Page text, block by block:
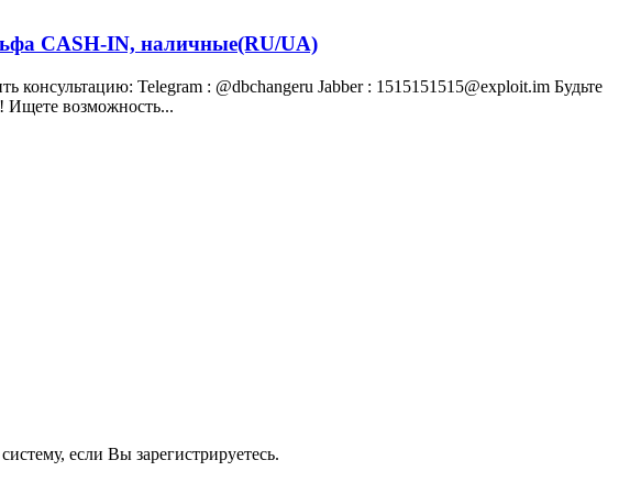
CASH-IN, наличные(RU/UA)
Telegram : @dbсhangeru Jabber : 1515151515@exploit.im Будьте
Ищете возможность...
если Вы зарегистрируетесь.